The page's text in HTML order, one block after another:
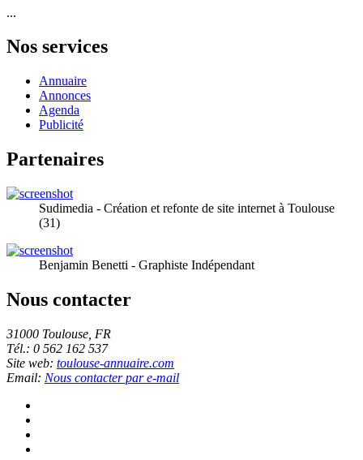
...
Nos services
Annuaire
Annonces
Agenda
Publicité
Partenaires
Sudimedia - Création et refonte de site internet à Toulouse
(31)
Benjamin Benetti - Graphiste Indépendant
Nous contacter
31000 Toulouse, FR
Tél.: 0 562 162 537
Site web: toulouse-annuaire.com
Email: Nous contacter par e-mail